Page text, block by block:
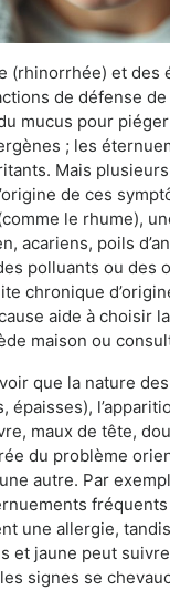
(rhinorrhée) et des
de défense
mucus pour
; les
Mais
de ces
le rhume),
acariens, poils
polluants ou des
chronique
aide à choisir
maison ou
que la nature
épaisses),
maux de tête,
du problème
autre. Par
une allergie,
et jaune peut
signes se